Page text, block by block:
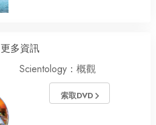
更多資訊
Scientology：概觀
索取DVD